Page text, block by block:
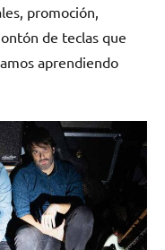
promoción,
de teclas que
aprendiendo